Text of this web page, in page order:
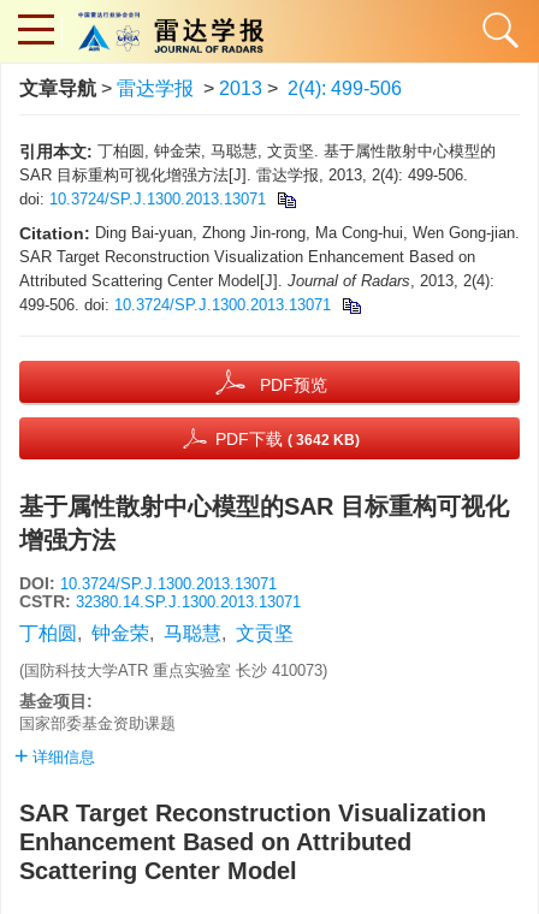
文章导航 > 雷达学报 > 2013 > 2(4): 499-506
引用本文: 丁柏圆, 钟金荣, 马聪慧, 文贡坚. 基于属性散射中心模型的
SAR 目标重构可视化增强方法[J]. 雷达学报, 2013, 2(4): 499-506.
doi: 10.3724/SP.J.1300.2013.13071
Citation: Ding Bai-yuan, Zhong Jin-rong, Ma Cong-hui, Wen Gong-jian.
SAR Target Reconstruction Visualization Enhancement Based on
Attributed Scattering Center Model[J]. Journal of Radars, 2013, 2(4):
499-506. doi: 10.3724/SP.J.1300.2013.13071
PDF预览
PDF下载 ( 3642 KB)
基于属性散射中心模型的SAR 目标重构可视化
增强方法
DOI: 10.3724/SP.J.1300.2013.13071
CSTR: 32380.14.SP.J.1300.2013.13071
丁柏圆 , 钟金荣, 马聪慧, 文贡坚
(国防科技大学ATR 重点实验室 长沙 410073)
基金项目:
国家部委基金资助课题
详细信息
SAR Target Reconstruction Visualization
Enhancement Based on Attributed
Scattering Center Model